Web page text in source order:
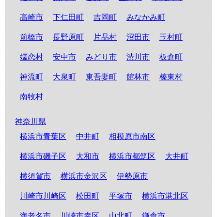
高崎市 下仁田町 吉岡町 みなかみ町
前橋市 長野原町 片品村 沼田市 玉村町
嬬恋村 安中市 みどり市 渋川市 板倉町
神流町 大泉町 東吾妻町 館林市 榛東村
南牧村
神奈川県
横浜市青葉区
中井町 相模原市南区
横浜市磯子区 大和市 横浜市都筑区 大井町
横須賀市 横浜市金沢区 伊勢原市
川崎市川崎区 松田町 平塚市 横浜市港北区